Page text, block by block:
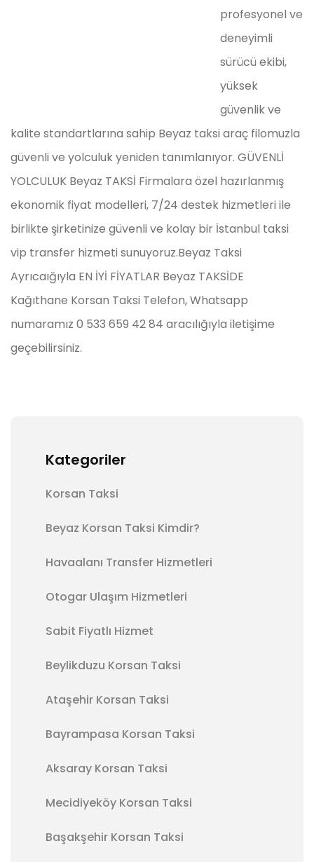
profesyonel ve
deneyimli
sürücü ekibi,
yüksek
güvenlik ve
kalite standartlarına sahip Beyaz taksi araç filomuzla
güvenli ve yolculuk yeniden tanımlanıyor. GÜVENLİ
YOLCULUK Beyaz TAKSİ Firmalara özel hazırlanmış
ekonomik fiyat modelleri, 7/24 destek hizmetleri ile
birlikte şirketinize güvenli ve kolay bir İstanbul taksi
vip transfer hizmeti sunuyoruz.Beyaz Taksi
Ayrıcaığıyla EN İYİ FİYATLAR Beyaz TAKSİDE
Kağıthane Korsan Taksi Telefon, Whatsapp
numaramız 0 533 659 42 84 aracılığıyla iletişime
geçebilirsiniz.
Kategoriler
Korsan Taksi
Beyaz Korsan Taksi Kimdir?
Havaalanı Transfer Hizmetleri
Otogar Ulaşım Hizmetleri
Sabit Fiyatlı Hizmet
Beylikduzu Korsan Taksi
Ataşehir Korsan Taksi
Bayrampasa Korsan Taksi
Aksaray Korsan Taksi
Mecidiyeköy Korsan Taksi
Başakşehir Korsan Taksi